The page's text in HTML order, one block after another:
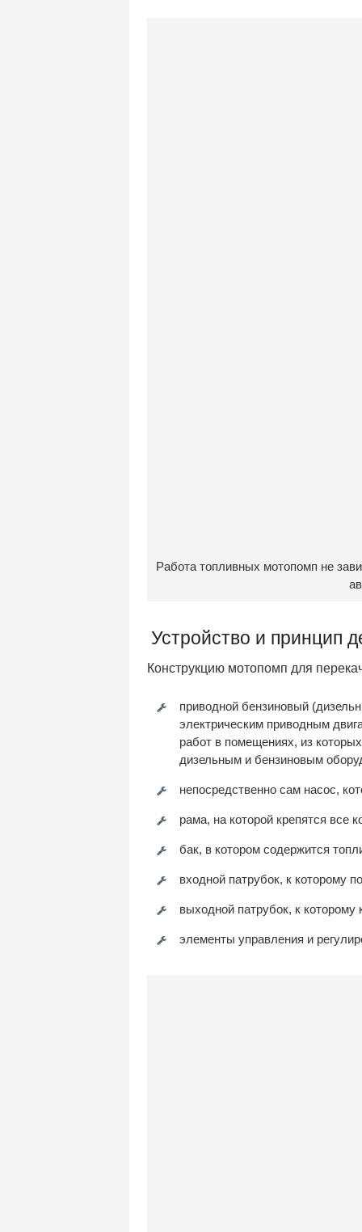
Работа топливных мотопомп не
Устройство и принцип
Конструкцию мотопомп для
приводной бензиновый
электрическим приводным
работ в помещениях, из
дизельным и бензиновым
непосредственно сам насос,
рама, на которой крепятся все
бак, в котором содержится
входной патрубок, к которому
выходной патрубок, к
элементы управления и